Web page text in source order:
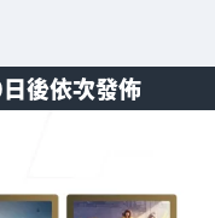
後依次發佈